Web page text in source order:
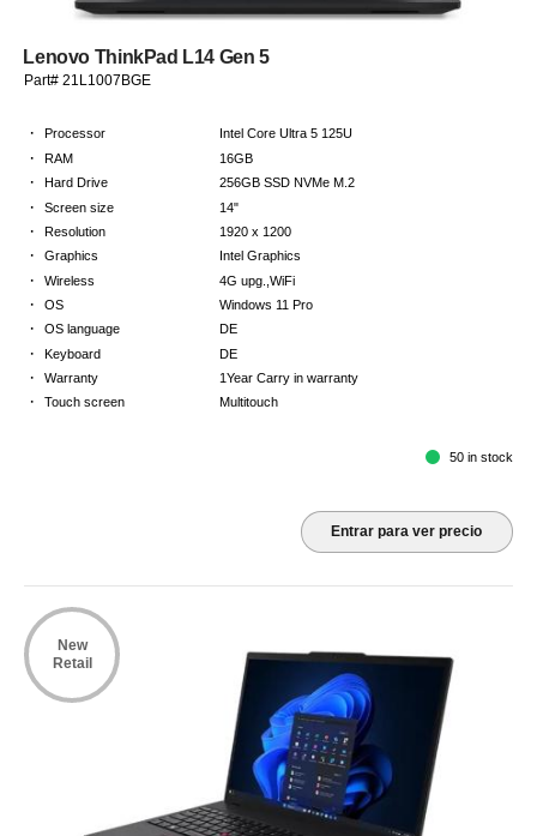
Lenovo ThinkPad L14 Gen 5
Part# 21L1007BGE
· Processor Intel Core Ultra 5 125U
· RAM 16GB
· Hard Drive 256GB SSD NVMe M.2
· Screen size 14"
· Resolution 1920 x 1200
· Graphics Intel Graphics
· Wireless 4G upg.,WiFi
· OS Windows 11 Pro
· OS language DE
· Keyboard DE
· Warranty 1Year Carry in warranty
· Touch screen Multitouch
50 in stock
Entrar para ver precio
New
Retail